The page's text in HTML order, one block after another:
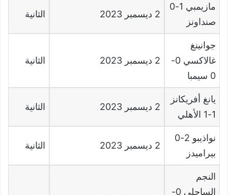
مازيمبي
صنداونز
2 ديسمبر 2023 الثانية
جوانينغ
غالاكسي 0-
0 سيمبا
2 ديسمبر 2023 الثانية
يانغ أفريكانز
1-1
الأهلي
2 ديسمبر 2023 الثانية
نواذيبو
بيراميدز
2 ديسمبر 2023 الثانية
النجم
الساحلي
0-